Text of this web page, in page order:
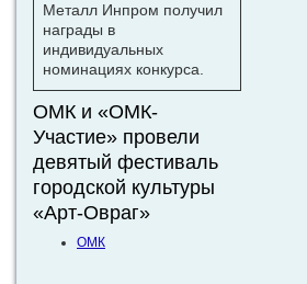
Металл Инпром получил
награды в
индивидуальных
номинациях конкурса.
ОМК и «ОМК-
Участие» провели
девятый фестиваль
городской культуры
«Арт-Овраг»
ОМК